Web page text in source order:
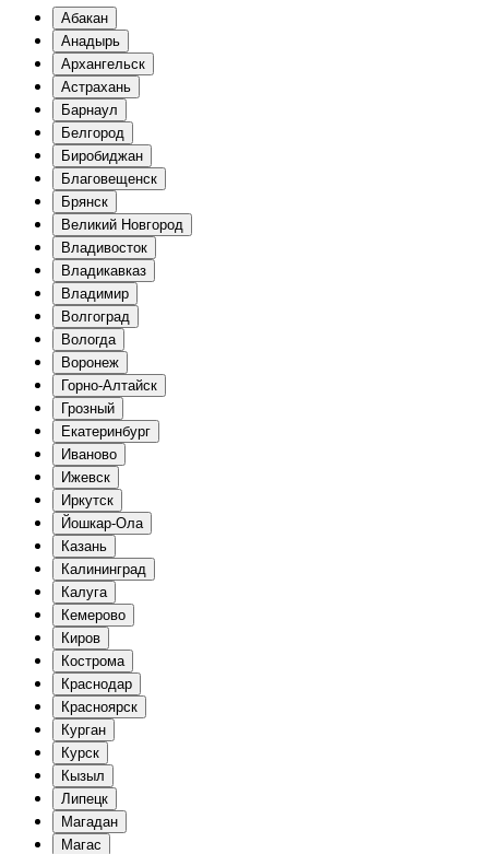
Абакан
Анадырь
Архангельск
Астрахань
Барнаул
Белгород
Биробиджан
Благовещенск
Брянск
Великий Новгород
Владивосток
Владикавказ
Владимир
Волгоград
Вологда
Воронеж
Горно-Алтайск
Грозный
Екатеринбург
Иваново
Ижевск
Иркутск
Йошкар-Ола
Казань
Калининград
Калуга
Кемерово
Киров
Кострома
Краснодар
Красноярск
Курган
Курск
Кызыл
Липецк
Магадан
Магас